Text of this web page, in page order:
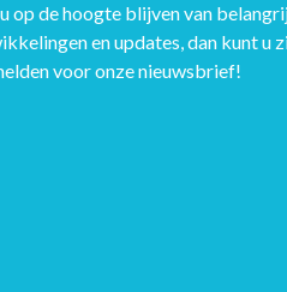
op de hoogte blijven van
en updates, dan kunt u
voor onze nieuwsbrief!